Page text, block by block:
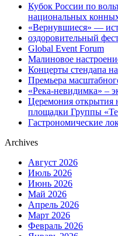
Кубок России по
национальных
«Вернувшиеся» —
оздоровительный
Global Event Forum
Малиновое
Концерты стендапа
Премьера
«Река-невидимка» –
Церемония открытия
площадки Группы
Гастрономические
Archives
Август 2026
Июль 2026
Июнь 2026
Май 2026
Апрель 2026
Март 2026
Февраль 2026